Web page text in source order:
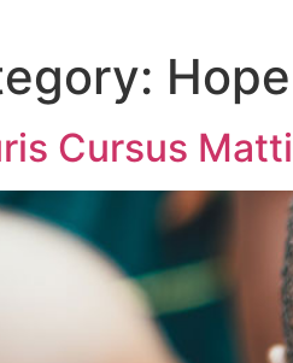
Hope
Cursus